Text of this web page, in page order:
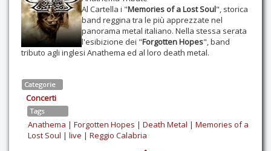
Mediateca
Autoproduzioni
Contatti
Al Cartella i "Memories of a Lost Soul", storica
band reggina tra le più apprezzate nel
panorama metal italiano. Nella stessa serata
l'esibizione dei "Forgotten Hopes", band
tributo agli inglesi Anathema ed al loro death metal.
Categorie
Concerti
Tags
Anathema | Forgotten Hopes | Death Metal | Memories of a
Lost Soul | live | Reggio Calabria